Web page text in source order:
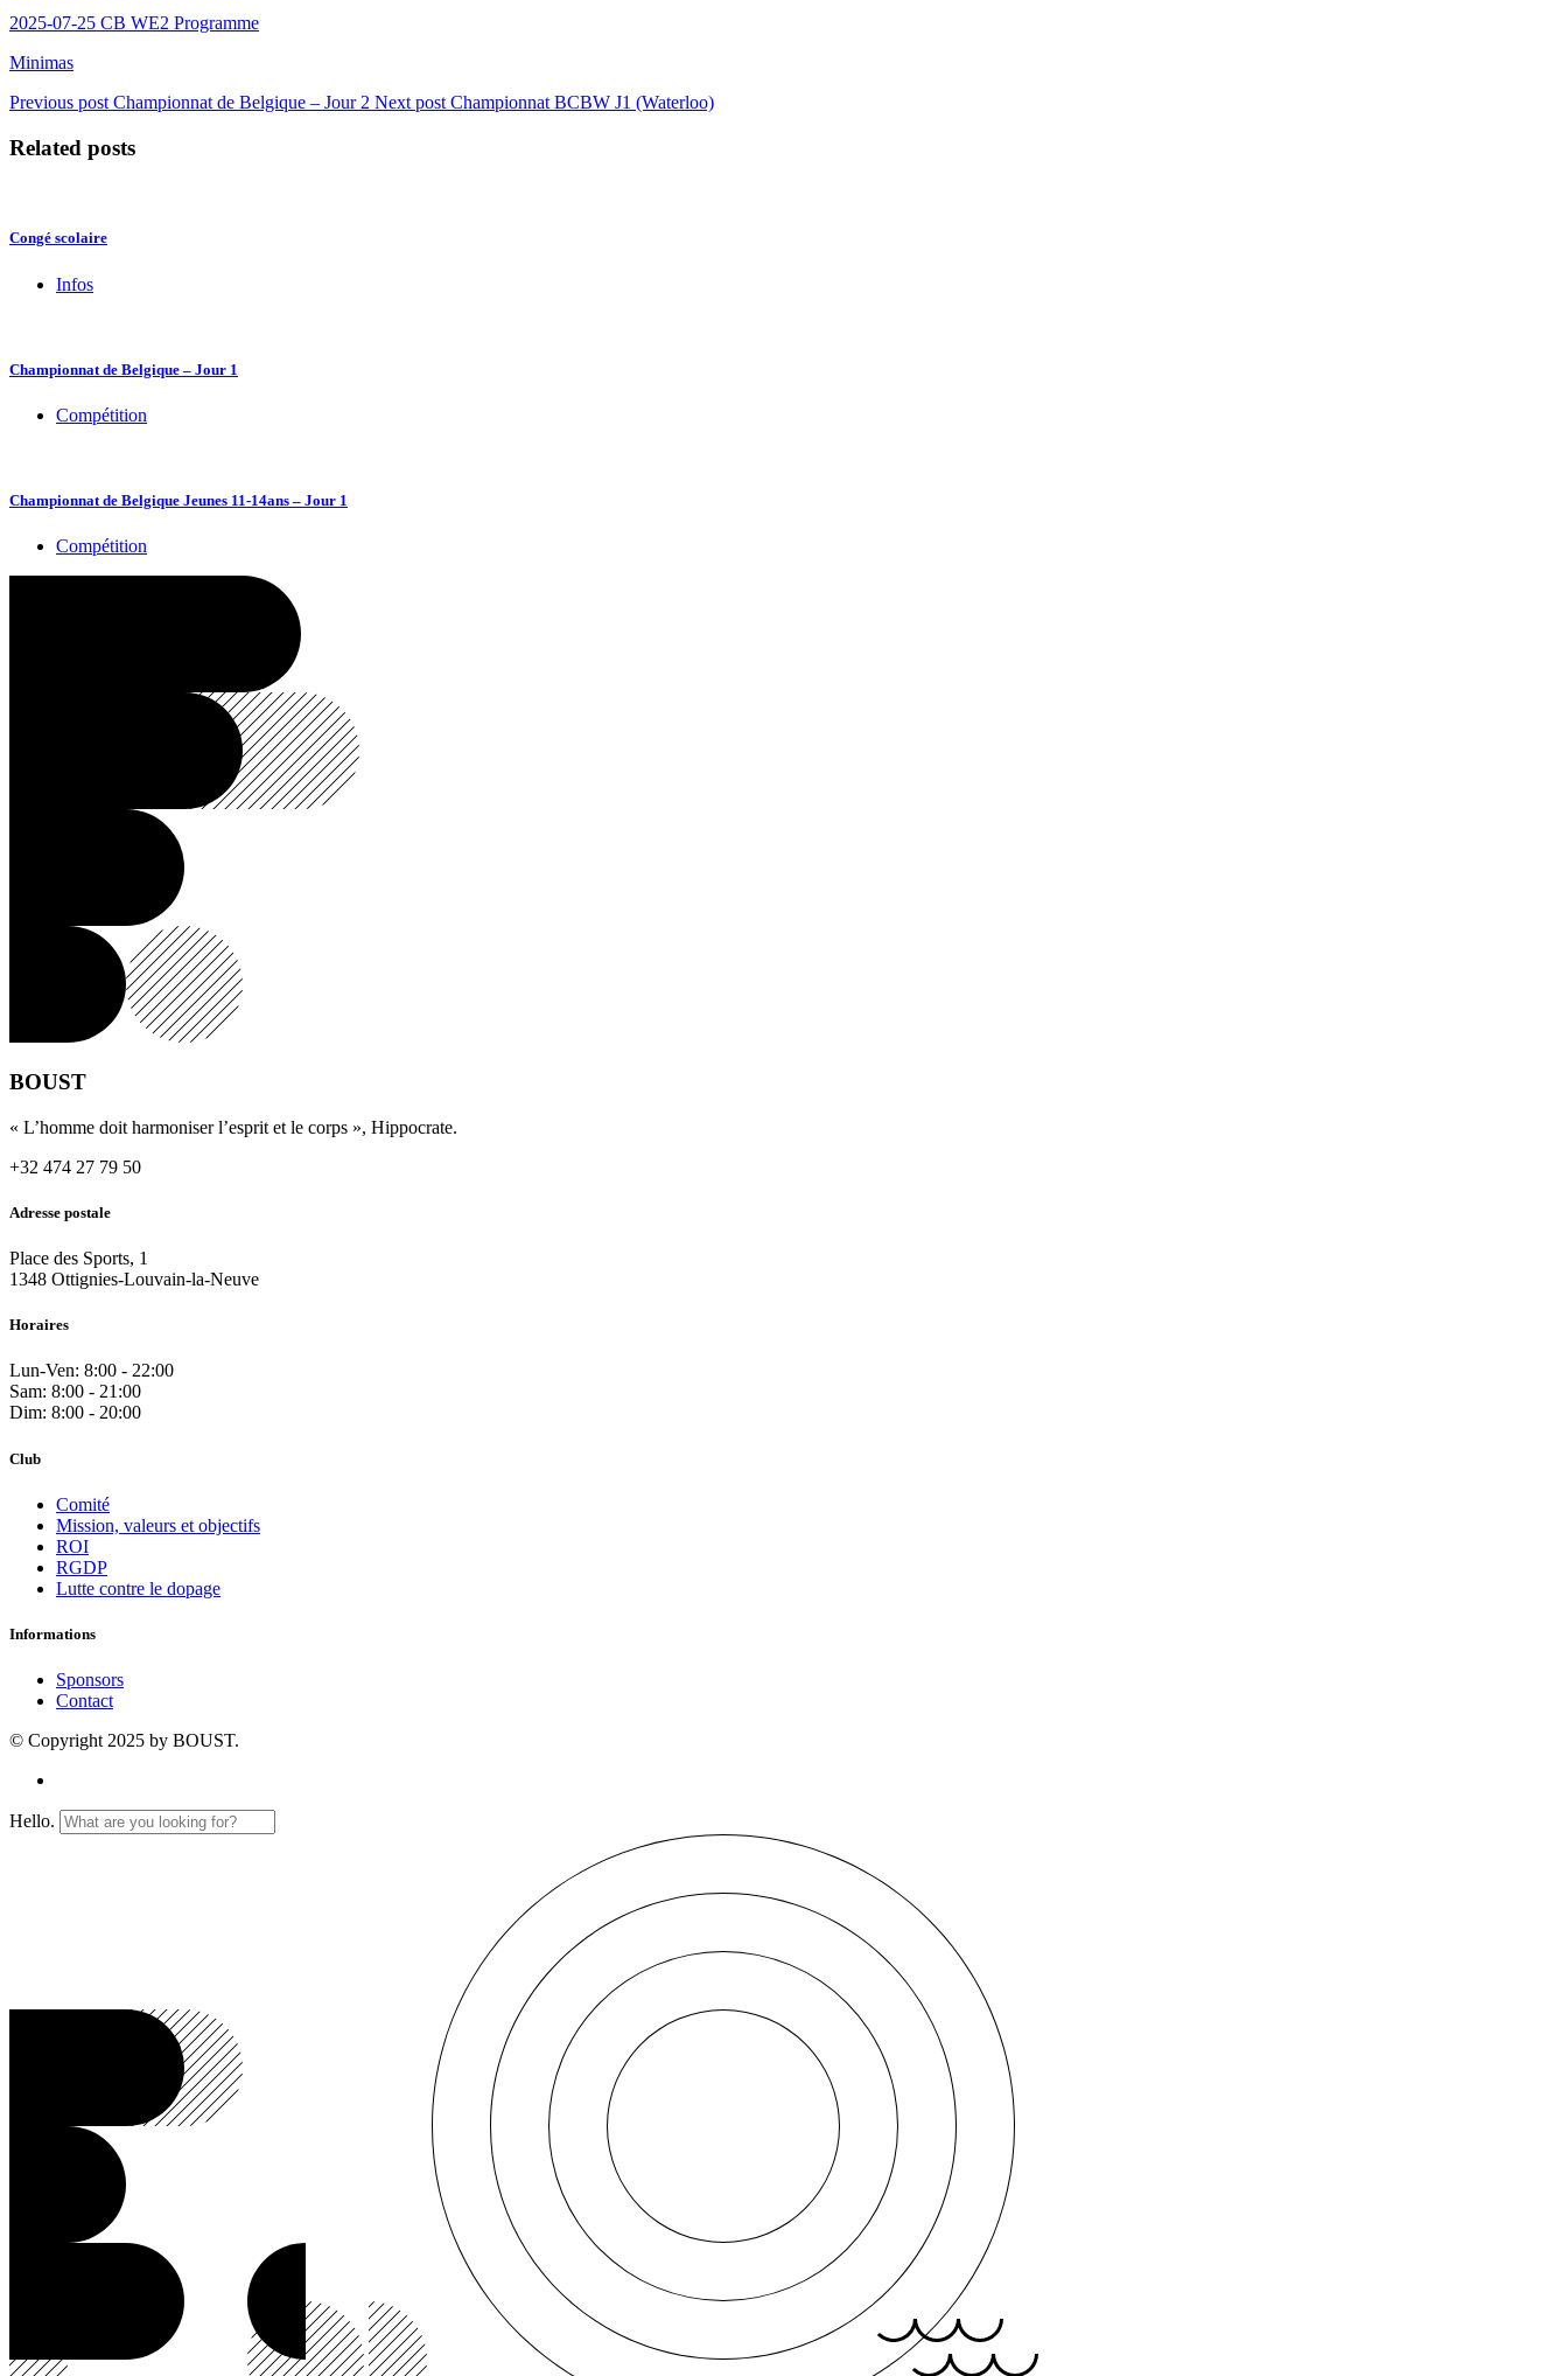
2025-07-25 CB WE2 Programme
Minimas
Previous post Championnat de Belgique – Jour 2 Next post Championnat BCBW J1 (Waterloo)
Related posts
Congé scolaire
Infos
Championnat de Belgique – Jour 1
Compétition
Championnat de Belgique Jeunes 11-14ans – Jour 1
Compétition
BOUST
« L’homme doit harmoniser l’esprit et le corps », Hippocrate.
+32 474 27 79 50
Adresse postale
Place des Sports, 1
1348 Ottignies-Louvain-la-Neuve
Horaires
Lun-Ven: 8:00 - 22:00
Sam: 8:00 - 21:00
Dim: 8:00 - 20:00
Club
Comité
Mission, valeurs et objectifs
ROI
RGDP
Lutte contre le dopage
Informations
Sponsors
Contact
© Copyright 2025 by BOUST.
Hello.